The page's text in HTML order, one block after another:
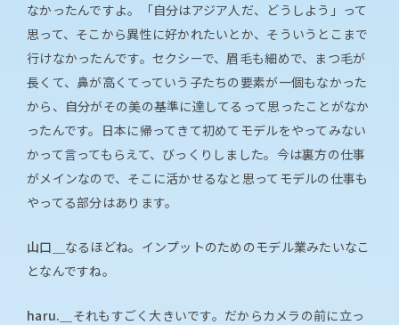
なかったんですよ。「自分はアジア人だ、どうしよう」って
思って、そこから異性に好かれたいとか、そういうとこまで
行けなかったんです。セクシーで、眉毛も細めで、まつ毛が
長くて、鼻が高くてっていう子たちの要素が一個もなかった
から、自分がその美の基準に達してるって思ったことがなか
ったんです。日本に帰ってきて初めてモデルをやってみない
かって言ってもらえて、びっくりしました。今は裏方の仕事
がメインなので、そこに活かせるなと思ってモデルの仕事も
やってる部分はあります。
山口＿ なるほどね。インプットのためのモデル業みたいなこ
となんですね。
haru.＿ それもすごく大きいです。だからカメラの前に立っ